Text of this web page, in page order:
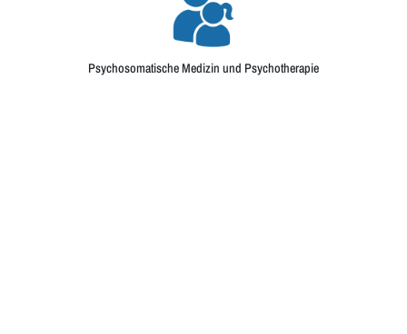
Psychosomatische Medizin und Psychotherapie